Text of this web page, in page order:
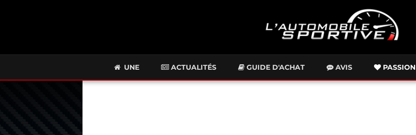
UNE ACTUALITÉS GUIDE D'ACHAT AVIS PASSION